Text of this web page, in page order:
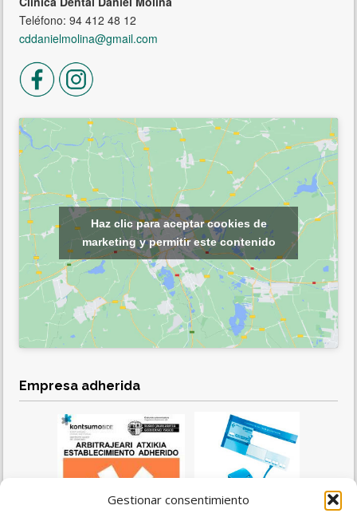
Gestionar consentimiento
Teléfono: 94 412 48 12
cddanielmolina@gmail.com
Haz clic para aceptar cookies de
marketing y permitir este contenido
Empresa adherida